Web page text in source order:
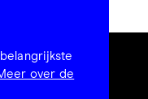
over de